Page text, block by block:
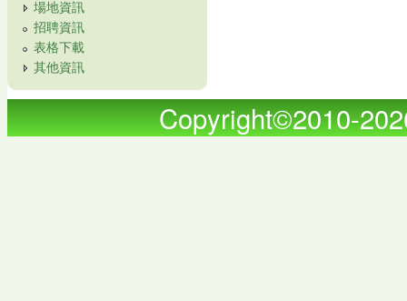
場地資訊
招聘資訊
表格下載
其他資訊
Copyright©2010-